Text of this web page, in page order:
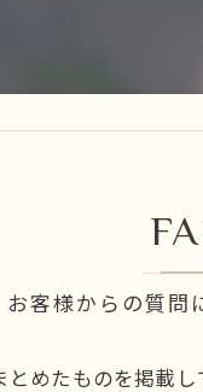
お客様からの質問
めたものを掲載